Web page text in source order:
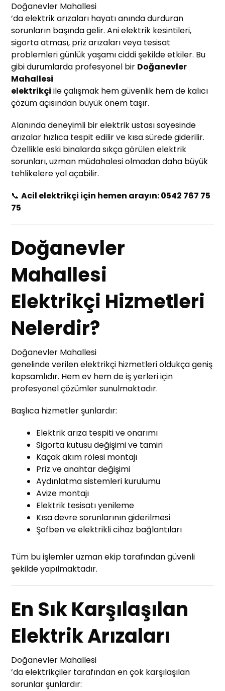
Doğanevler Mahallesi
’da elektrik arızaları hayatı anında durduran
sorunların başında gelir. Ani elektrik kesintileri,
sigorta atması, priz arızaları veya tesisat
problemleri günlük yaşamı ciddi şekilde etkiler. Bu
gibi durumlarda profesyonel bir Doğanevler
Mahallesi
elektrikçi ile çalışmak hem güvenlik hem de kalıcı
çözüm açısından büyük önem taşır.
Alanında deneyimli bir elektrik ustası sayesinde
arızalar hızlıca tespit edilir ve kısa sürede giderilir.
Özellikle eski binalarda sıkça görülen elektrik
sorunları, uzman müdahalesi olmadan daha büyük
tehlikelere yol açabilir.
📞Acil elektrikçi için hemen arayın: 0542 767 75
75
Doğanevler
Mahallesi
Elektrikçi Hizmetleri
Nelerdir?
Doğanevler Mahallesi
genelinde verilen elektrikçi hizmetleri oldukça geniş
kapsamlıdır. Hem ev hem de iş yerleri için
profesyonel çözümler sunulmaktadır.
Başlıca hizmetler şunlardır:
Elektrik arıza tespiti ve onarımı
Sigorta kutusu değişimi ve tamiri
Kaçak akım rölesi montajı
Priz ve anahtar değişimi
Aydınlatma sistemleri kurulumu
Avize montajı
Elektrik tesisatı yenileme
Kısa devre sorunlarının giderilmesi
Şofben ve elektrikli cihaz bağlantıları
Tüm bu işlemler uzman ekip tarafından güvenli
şekilde yapılmaktadır.
En Sık Karşılaşılan
Elektrik Arızaları
Doğanevler Mahallesi
’da elektrikçiler tarafından en çok karşılaşılan
sorunlar şunlardır: